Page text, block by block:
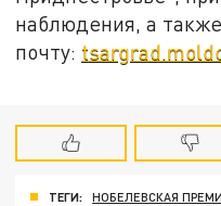
наблюдения, а
почту:
ТЕГИ: НОБЕЛЕВСКАЯ